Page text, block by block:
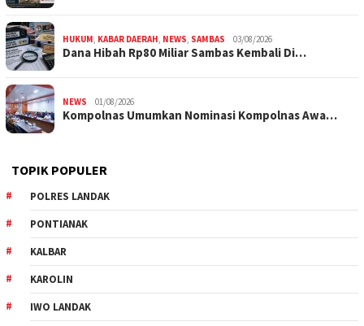
HUKUM, KABAR DAERAH, NEWS, SAMBAS 03/08/2026
Dana Hibah Rp80 Miliar Sambas Kembali Di…
NEWS 01/08/2026
Kompolnas Umumkan Nominasi Kompolnas Awa…
TOPIK POPULER
POLRES LANDAK
PONTIANAK
KALBAR
KAROLIN
IWO LANDAK